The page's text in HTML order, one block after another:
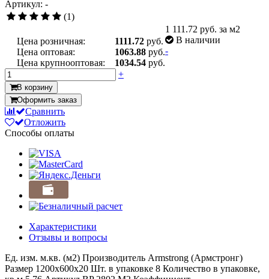
Артикул: -
(1)
Цена розничная: 1111.72 руб.
Цена оптовая:
1063.88 руб.
Цена крупнооптовая:
1034.54 руб.
1 111.72 руб. за м2
В наличии
-
+
В корзину
Оформить заказ
Сравнить
Отложить
Способы оплаты
Характеристики
Отзывы и вопросы
Ед. изм. м.кв. (м2) Производитель Armstrong (Армстронг)
Размер 1200x600x20 Шт. в упаковке 8 Количество в упаковке,